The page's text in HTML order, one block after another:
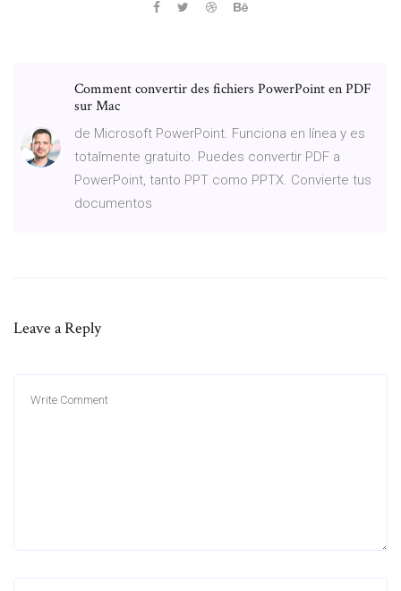
Comment convertir des fichiers PowerPoint en PDF
sur Mac
de Microsoft PowerPoint. Funciona en línea y es
totalmente gratuito. Puedes convertir PDF a
PowerPoint, tanto PPT como PPTX. Convierte tus
documentos
Leave a Reply